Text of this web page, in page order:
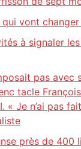
vont
à signaler
pas avec
tacle
« Je n’ai pas
près de 400